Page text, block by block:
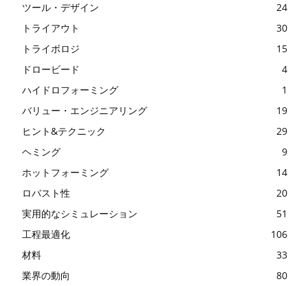
ツール・デザイン
24
トライアウト
30
トライボロジ
15
ドロービード
4
ハイドロフォーミング
1
バリュー・エンジニアリング
19
ヒント&テクニック
29
ヘミング
9
ホットフォーミング
14
ロバスト性
20
実用的なシミュレーション
51
工程最適化
106
材料
33
業界の動向
80